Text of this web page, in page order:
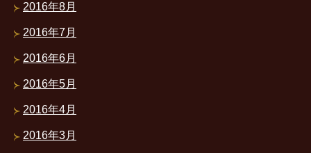
2016年8月
2016年7月
2016年6月
2016年5月
2016年4月
2016年3月